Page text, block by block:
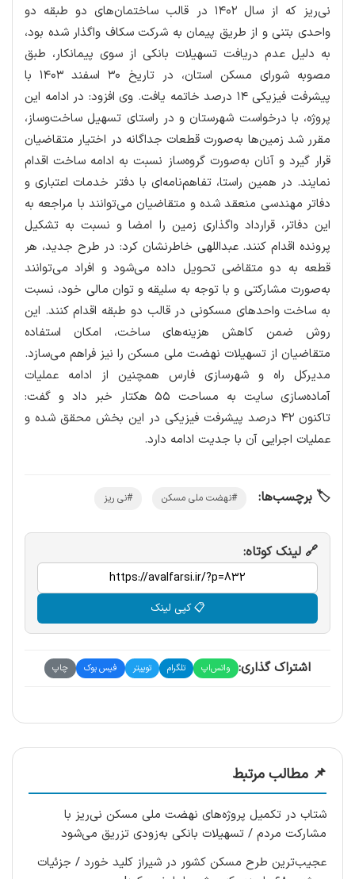
نی‌ریز که از سال ۱۴۰۲ در قالب ساختمان‌های دو طبقه دو
واحدی بتنی و از طریق پیمان به شرکت سکاف واگذار شده بود،
به دلیل عدم دریافت تسهیلات بانکی از سوی پیمانکار، طبق
مصوبه شورای مسکن استان، در تاریخ ۳۰ اسفند ۱۴۰۳ با
پیشرفت فیزیکی ۱۴ درصد خاتمه یافت. وی افزود: در ادامه این
پروژه، با درخواست شهرستان و در راستای تسهیل ساخت‌وساز،
مقرر شد زمین‌ها به‌صورت قطعات جداگانه در اختیار متقاضیان
قرار گیرد و آنان به‌صورت گروه‌ساز نسبت به ادامه ساخت اقدام
نمایند. در همین راستا، تفاهم‌نامه‌ای با دفتر خدمات اعتباری و
دفاتر مهندسی منعقد شده و متقاضیان می‌توانند با مراجعه به
این دفاتر، قرارداد واگذاری زمین را امضا و نسبت به تشکیل
پرونده اقدام کنند. عبداللهی خاطرنشان کرد: در طرح جدید، هر
قطعه به دو متقاضی تحویل داده می‌شود و افراد می‌توانند
به‌صورت مشارکتی و با توجه به سلیقه و توان مالی خود، نسبت
به ساخت واحدهای مسکونی در قالب دو طبقه اقدام کنند. این
روش ضمن کاهش هزینه‌های ساخت، امکان استفاده
متقاضیان از تسهیلات نهضت ملی مسکن را نیز فراهم می‌سازد.
مدیرکل راه و شهرسازی فارس همچنین از ادامه عملیات
آماده‌سازی سایت به مساحت ۵۵ هکتار خبر داد و گفت:
تاکنون ۴۲ درصد پیشرفت فیزیکی در این بخش محقق شده و
عملیات اجرایی آن با جدیت ادامه دارد.
🏷️ برچسب‌ها: #نهضت ملی مسکن #نی ریز
🔗 لینک کوتاه:
📋 کپی لینک
اشتراک گذاری: واتس‌اپ تلگرام توییتر فیس بوک چاپ
📌 مطالب مرتبط
شتاب در تکمیل پروژه‌های نهضت ملی مسکن نی‌ریز با
مشارکت مردم / تسهیلات بانکی به‌زودی تزریق می‌شود
عجیب‌ترین طرح مسکن کشور در شیراز کلید خورد / جزئیات